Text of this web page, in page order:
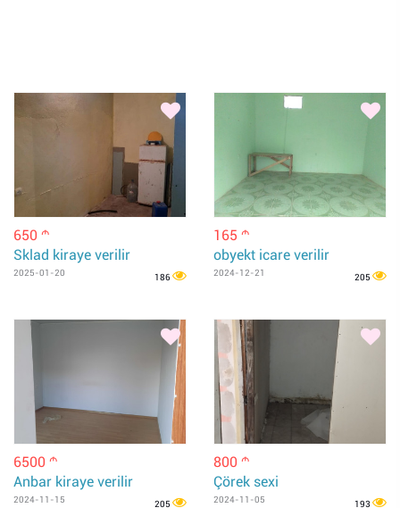
650 m
Sklad kiraye verilir
2025-01-20 186
165 m
obyekt icare verilir
2024-12-21 205
6500 m
Anbar kiraye verilir
2024-11-15 205
800 m
Çörek sexi
2024-11-05 193